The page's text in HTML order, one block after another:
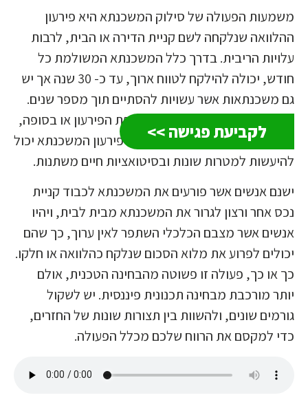
לקביעת פגישה >>
משמעות הפעולה של סילוק המשכנתא היא פירעון
ההלוואה שנלקחה לשם קניית הדירה או הבית, לרבות
עלויות הריבית. בדרך כלל המשכנתא המשולמת כל
חודש, יכולה להילקח לטווח ארוך, עד כ- 30 שנה אך יש
גם משכנתאות אשר עשויות להסתיים תוך מספר שנים.
סילוק המשכנתא נעשה לפני תקופת הפירעון או בסופה,
כאשר מסתיימים כלל התשלומים. פירעון המשכנתא יכול
להיעשות למטרות שונות ובסיטואציות חיים משתנות.
ישנם אנשים אשר פורעים את המשכנתא לכבוד קניית
נכס אחר ורצון לגרור את המשכנתא מבית לבית, ויהיו
אנשים אשר מצבם הכלכלי השתפר לאין ערוך, כך שהם
יכולים לפרוע את מלוא הסכום שנלקח כהלוואה או חלקו.
כך או כך, פעולה זו פשוטה מהבחינה הטכנית, אולם
יותר מורכבת מבחינה תכנונית פיננסית. יש לשקול
גורמים שונים, ולהשוות בין תצורות שונות של החזרים,
כדי למקסם את הרווח שלכם מכלל הפעולה.